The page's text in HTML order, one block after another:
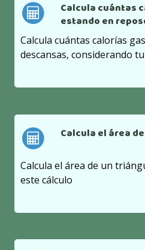
Calcula cuántas
estando en
Calcula cuántas calorías
descansas, considerando
Calcula el área
Calcula el área de un
este cálculo